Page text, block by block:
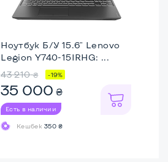
Ноутбук Б/У 15.6" Lenovo
Legion Y740-15IRHG: ...
43 210 ₴ -19%
35 000 ₴
Есть в наличии
Кешбек350 ₴